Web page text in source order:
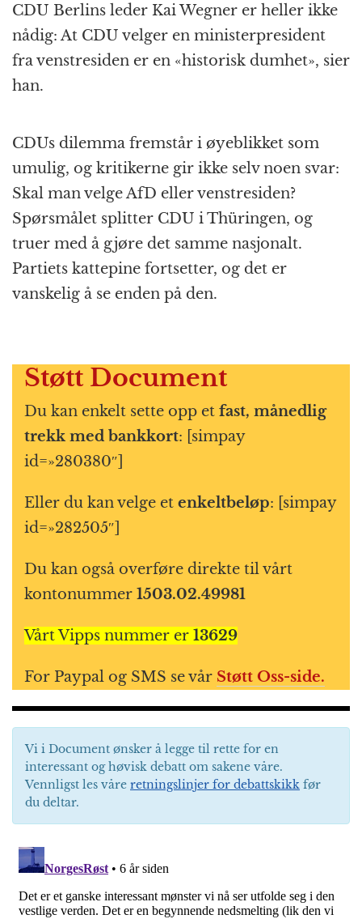
CDU Berlins leder Kai Wegner er heller ikke
nådig: At CDU velger en ministerpresident
fra venstresiden er en «historisk dumhet», sier
han.
CDUs dilemma fremstår i øyeblikket som
umulig, og kritikerne gir ikke selv noen svar:
Skal man velge AfD eller venstresiden?
Spørsmålet splitter CDU i Thüringen, og
truer med å gjøre det samme nasjonalt.
Partiets kattepine fortsetter, og det er
vanskelig å se enden på den.
Støtt Document
Du kan enkelt sette opp et fast, månedlig
trekk med bankkort: [simpay
id=»280380″]
Eller du kan velge et enkeltbeløp: [simpay
id=»282505″]
Du kan også overføre direkte til vårt
kontonummer 1503.02.49981
Vårt Vipps nummer er 13629
For Paypal og SMS se vår Støtt Oss-side.
Vi i Document ønsker å legge til rette for en
interessant og høvisk debatt om sakene våre.
Vennligst les våre retningslinjer for debattskikk før
du deltar.